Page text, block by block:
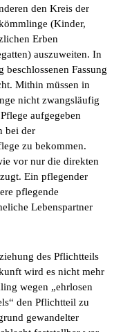
den Kreis der
(Kinder,
Erben
auszuweiten. In
Fassung
Mithin müssen in
nicht zwangsläufig
aufgegeben
bei der
zu bekommen.
vor nur die direkten
Ein pflegender
pflegende
Lebenspartner
des Pflichtteils
wird es nicht mehr
wegen „ehrlosen
den Pflichtteil zu
gewandelter